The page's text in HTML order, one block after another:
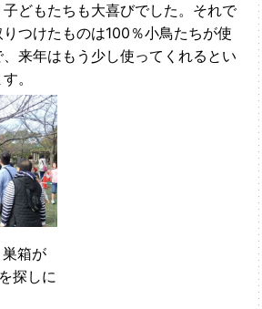
どもたちも大喜びでした。それで
つけたものは100％小鳥たちが使
来年はもう少し使ってくれるとい
。
箱が
探しに